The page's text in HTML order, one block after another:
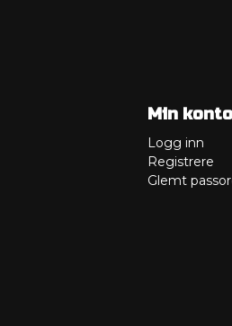
Min konto
Logg inn
Registrere
Glemt